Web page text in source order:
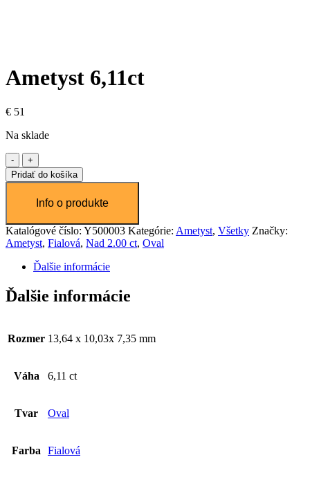
Ametyst 6,11ct
€ 51
Na sklade
množstvo
Ametyst
6,11ct
Pridať do košíka
Katalógové číslo: Y500003 Kategórie: Ametyst, Všetky Značky:
Ametyst, Fialová, Nad 2.00 ct, Oval
Ďalšie informácie
Ďalšie informácie
Rozmer 13,64 x 10,03x 7,35 mm
Váha 6,11 ct
Tvar Oval
Farba Fialová